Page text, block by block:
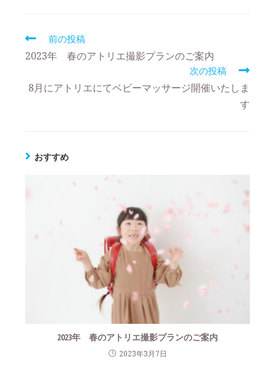
前の投稿
2023年 春のアトリエ撮影プランのご案内
次の投稿
8月にアトリエにてベビーマッサージ開催いたしま
す
おすすめ
2023年 春のアトリエ撮影プランのご案内
2023年3月7日